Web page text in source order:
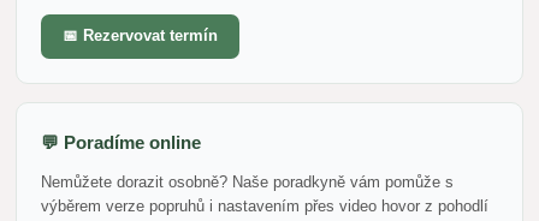
📅 Rezervovat termín
💬 Poradíme online
Nemůžete dorazit osobně? Naše poradkyně vám pomůže s
výběrem verze popruhů i nastavením přes video hovor z pohodlí